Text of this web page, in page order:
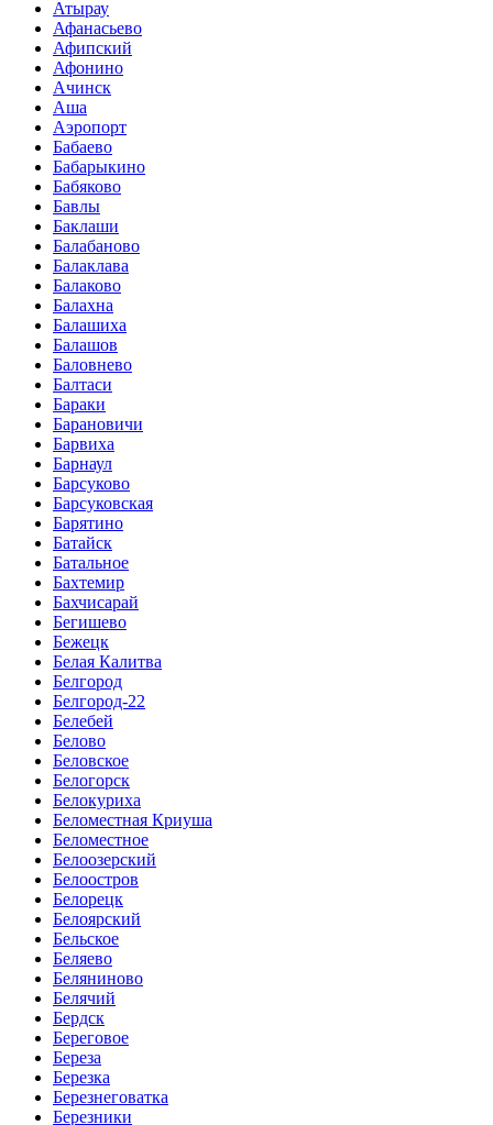
Атырау
Афанасьево
Афипский
Афонино
Ачинск
Аша
Аэропорт
Бабаево
Бабарыкино
Бабяково
Бавлы
Баклаши
Балабаново
Балаклава
Балаково
Балахна
Балашиха
Балашов
Баловнево
Балтаси
Бараки
Барановичи
Барвиха
Барнаул
Барсуково
Барсуковская
Барятино
Батайск
Батальное
Бахтемир
Бахчисарай
Бегишево
Бежецк
Белая Калитва
Белгород
Белгород-22
Белебей
Белово
Беловское
Белогорск
Белокуриха
Беломестная Криуша
Беломестное
Белоозерский
Белоостров
Белорецк
Белоярский
Бельское
Беляево
Беляниново
Белячий
Бердск
Береговое
Береза
Березка
Березнеговатка
Березники